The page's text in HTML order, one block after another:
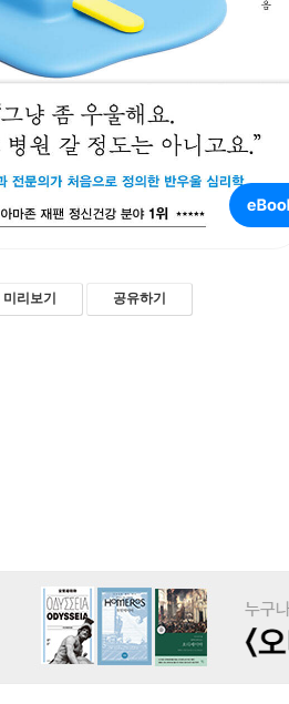
미리보기 공유하기